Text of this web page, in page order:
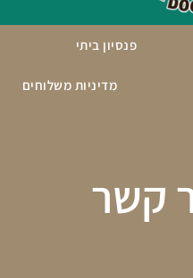
פנסיון ביתי
מדיניות משלוחים
קשר